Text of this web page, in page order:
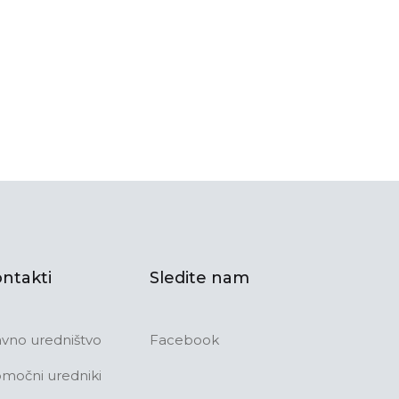
uredništvo
uredniki
Sledite nam
Facebook